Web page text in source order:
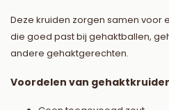
Deze kruiden zorgen samen voor
die goed past bij gehaktballen,
andere gehaktgerechten.
Voordelen van